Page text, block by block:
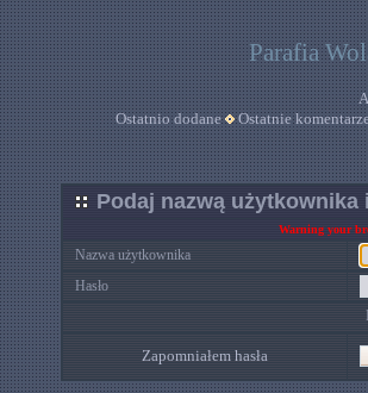
Parafia
Ostatnio dodane
Ostatnie
Podaj nazwą użytkownika
Warning your
Nazwa użytkownika
Hasło
Zapomniałem hasła